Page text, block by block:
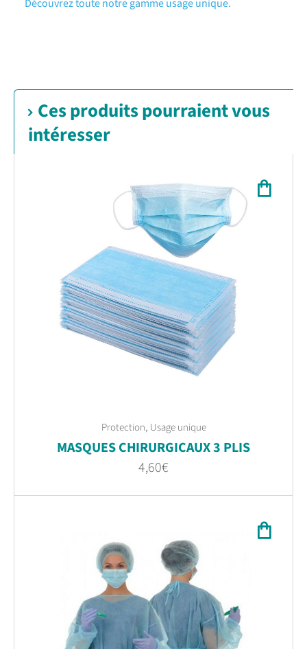
Découvrez toute notre gamme usage unique.
Ces produits pourraient vous
intéresser
Protection, Usage unique
MASQUES CHIRURGICAUX 3 PLIS
4,60€